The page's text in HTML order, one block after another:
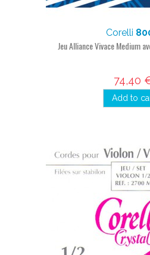
Corelli
Jeu Alliance Vivace Medium
74,40
Add to